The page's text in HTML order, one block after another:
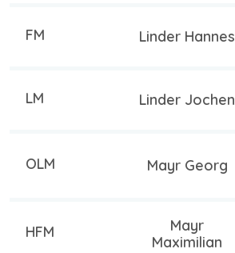
FM Linder Hannes
LM Linder Jochen
OLM Mayr Georg
HFM
Mayr
Maximilian